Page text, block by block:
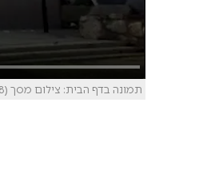
תמונה בדף הבית: ‏‏צילום מסך (368) הרב שמואל וולף